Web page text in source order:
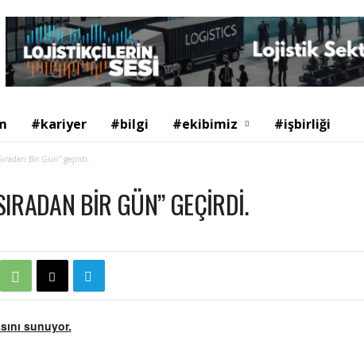
#kariyer #bilgi #ekibimiz #işbirliği
Bir Gün” geçirdi.
BIR GÜN” GEÇIRDI.
sunuyor.